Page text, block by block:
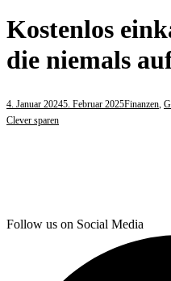
Kostenlos
die niemals
4. Januar 20245. Februar 2025Finanzen,
Clever sparen
Follow us on Social Media